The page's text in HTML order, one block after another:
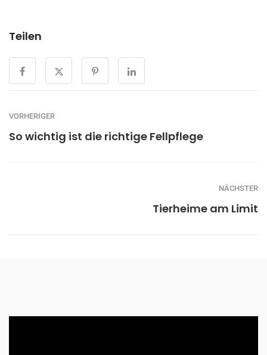
Teilen
VORHERIGER
So wichtig ist die richtige Fellpflege
NÄCHSTER
Tierheime am Limit